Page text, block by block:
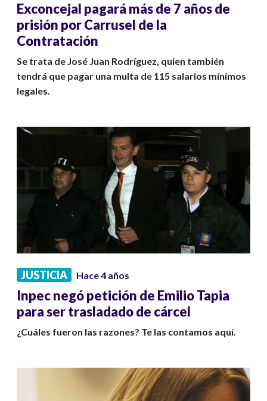
Exconcejal pagará más de 7 años de
prisión por Carrusel de la
Contratación
Se trata de José Juan Rodríguez, quien también
tendrá que pagar una multa de 115 salarios mínimos
legales.
JUSTICIA Hace 4 años
Inpec negó petición de Emilio Tapia
para ser trasladado de cárcel
¿Cuáles fueron las razones? Te las contamos aquí.